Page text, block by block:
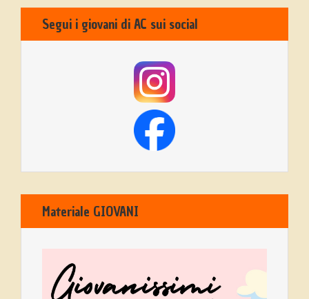
Segui i giovani di AC sui social
Materiale GIOVANI